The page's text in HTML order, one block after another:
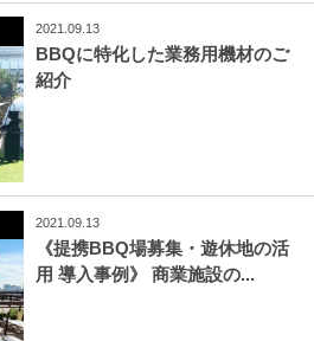
2021.09.13
BBQに特化した業務用機材のご
紹介
2021.09.13
《提携BBQ場募集・遊休地の活
用 導入事例》 商業施設の...